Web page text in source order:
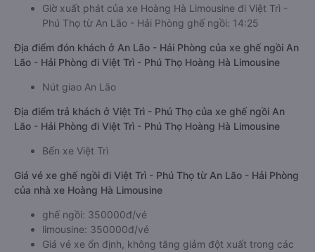
Giờ xuất phát của xe Hoàng Hà Limousine đi Việt Trì -
Phú Thọ từ An Lão - Hải Phòng ghế ngồi: 14:25
Địa điểm đón khách ở An Lão - Hải Phòng của xe ghế ngồi An
Lão - Hải Phòng đi Việt Trì - Phú Thọ Hoàng Hà Limousine
Nút giao An Lão
Địa điểm trả khách ở Việt Trì - Phú Thọ của xe ghế ngồi An
Lão - Hải Phòng đi Việt Trì - Phú Thọ Hoàng Hà Limousine
Bến xe Việt Trì
Giá vé xe ghế ngồi đi Việt Trì - Phú Thọ từ An Lão - Hải Phòng
của nhà xe Hoàng Hà Limousine
ghế ngồi: 350000đ/vé
limousine: 350000đ/vé
Giá vé xe ổn định, không tăng giảm đột xuất trong các